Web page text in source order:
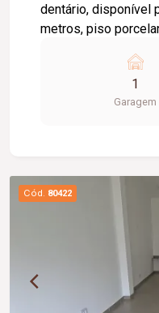
dentário, disponível
metros, piso
1
Garagem
Cód. 80422